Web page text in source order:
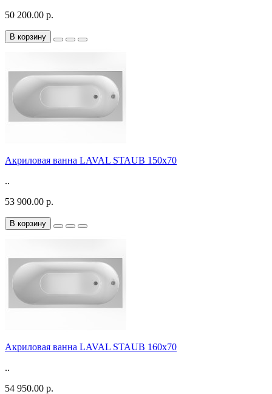
50 200.00 р.
В корзину
Акриловая ванна LAVAL STAUB 150х70
..
53 900.00 р.
В корзину
Акриловая ванна LAVAL STAUB 160х70
..
54 950.00 р.